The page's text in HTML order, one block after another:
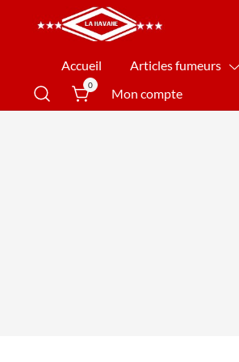
La Havane Nîmes
Accueil Articles fumeurs
0
Mon compte